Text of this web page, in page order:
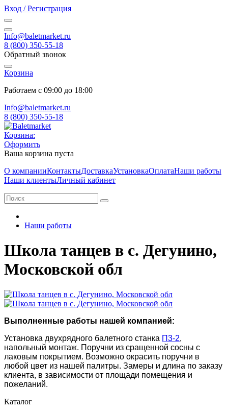
Вход / Регистрация
Info@baletmarket.ru
8 (800) 350-55-18
Обратный звонок
Корзина
Работаем с 09:00 до 18:00
Info@baletmarket.ru
8 (800) 350-55-18
Корзина:
Оформить
Ваша корзина пуста
О компанииКонтактыДоставкаУстановкаОплатаНаши работы
Наши клиентыЛичный кабинет
Наши работы
Школа танцев в с. Дегунино,
Московской обл
Выполненные работы нашей компанией:
Установка двухрядного балетного станка П3-2,
напольный монтаж. Поручни из сращенной сосны с
лаковым покрытием. Возможно окрасить поручни в
любой цвет из нашей палитры. Замеры и длина по заказу
клиента, в зависимости от площади помещения и
пожеланий.
Каталог